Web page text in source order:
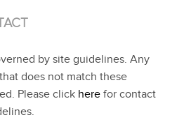
by site guidelines. Any
does not match these
Please click here for contact